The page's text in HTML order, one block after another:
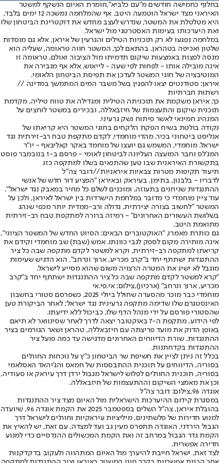
בחלוף כחמישה חודשים מ"עם כלביא",חומרת האיום הנשקף למשטר
האיראני מצד ישראל הוטמעה היטב
. אף שהמלחמה נמשכה 12 ימים בלבד,
היא מטלטלת את המשטר, שנדרש לעצב מחדש את דוקטרינת הביטחון שלו
ואת היערכותו בעימות האסטרטגי מול ישראל.
במלחמה נפגעו לא רק תוכניות הטילים והגרעין של איראן, אלא גם מוסדות
שלטון ואכיפה בטהראן. בהתאם לכך, המשטר חווה טראומה, שעליה הוא
מנסה לפצות באמצעות שיקום תדמיתו מול הציבור. ואולם, טראומה זו
אינה מובילה אותו - לפחות לפי שעה - לייאוש, אלא אף מגבירה את
המוטיבציה של חוגי המשטר לעדכן את תפיסת הביטחון הלאומי.
איראן: סטודנטים יצאו להפגין בשל משבר המים המתמשך במדינה //
רשתות חברתיות
כך, איראן משקמת את תוכניתה הטילית ומגדילה את טווח טיליה, מקדמת
תוכנית שיקום והתעצמות של חיזבאללה, ובכירים במשטר לוחצים על
המנהיג חמינאי לאשר פיתוח נשק גרעיני.
נקודה בולטת בשיח הפקת הלקחים בחוגי המשטר היא קריאתו של
אנליסט ביטחוני בכיר, מהדי מוחמדי, לקדם מתקפת טבח רב-זירתית נגד
ישראל. מוחמדי, המשמש גם יועצו של מוחמד באקר קאליבאף - יו"ר
המג'לס וחבר המועצה העליונה לביטחון לאומי - פרסם ב-1 בנובמבר פוסט
בתקשורת האיראנית שבו טען שהתנאים בשלו למתקפה כזו.
תיעוד תקיפות מטרות צבאיות איראניות//דובר צה"ל
לדבריו - בלבנון, בתימן, בעיראק ובאיראן "הפציע דור חדש של אנשי
ההתנגדות שניחנים בתעוזה, ומוכנים לשלם כל מחיר במאבק נגד ישראל".
עוד ציין מוחמדי כי מדובר במלחמת הישרדות בין ישראל לאיראן, ולכן על
המשטר "לחשוב בצורה יצירתית, גדולה ורב-ממדית יותר מכפי שנהג
בשלושת העשורים האחרונים" - רמיזה ברורה למתקפת טבח רב-זירתית
מתואמת היטב.
גם כותרת מאמרו, "האוקטוברים הבאים: הסיוט החדש של המשטר הציוני",
אינה מותירה מקום לספק לגבי כוונתו. אמש (שבת) שב מוחמדי וקידם את
קריאתו למתקפה רב-זירתית, וקרא למשטר לקדם מתקפה שבה כל ציר
ההתנגדות ישתתף יחד ב"קרב מכריע, ארוך ונרחב". הוא הדגיש שעימות
מוגבל לא ישיג את המטרה הרצויה משום שהוא מסייע לישראל.
"קרא למשטר לקדם מתקפה שבה כל ציר ההתנגדות ישתתף יחד ב"קרב
מכריע, ארוך ונרחב" (ארכיון),צילום: אי.פי.אי
מוחמדי כבר מוכר מהסערה שחולל ביולי 2025, כשפרסם סטורי בחשבון
האינסטגרם שלו שדימה מתקפה גרעינית נגד ישראל; לאחר הביקורת טען
שהסטורי פורסם על ידי מנהל הדף שלו, כביכול ללא ידיעתו.
לפי הידוע, מתקפת ה-7 באוקטובר יצאה לדרך לאחר שסינוואר לא תיאם
באופן הדוק את מועד פריצתה עם חיזבאללה, טהראן ושאר הגורמים בציר
ההתנגדות. שורת הדיווחים האחרונים מדגישה עד כמה פועל ציר
ההתנגדות בקדחתנות.
בכלל זה ניתן לציין את חשיפת שר הביטחון כ"ץ על נוכחות החות'ים
בסוריה, הדיווחים על תוכנית ההתבססות של חמאס והג'יהאד האסלאמי
בסוריה, תוכנית החות'ים לפלוש לישראל מגבול ירדן דרך עיראק או סעודיה,
וכן את מאמצי השיקום וההתעצמות של חיזבאללה.
אוגדה 96,צילום: דובר צה"ל
במסגרת קידום ההיערכות הישראלית מול האיום מצד ציר ההתנגדות
בהובלת איראן, צה"ל השלים בספטמבר 2025 את הקמת אוגדה 96, שיועדה
למנוע חדירות של פלשתינים, מיליציות עיראקיות וחות'ים לישראל דרך
הגבול הירדני. האוגדה תתפרס מעין גב ועד למצדה. עם זאת, יש להאיץ את
הקמת גדר הגבול במרחב זה ואת הקמת המכשולים ההנדסיים כדי למנוע
חדירה אפשרית.
לצד זאת, ישראל חייבת להיערך מול האיום המתהווה ולעקוב בדקדקנות